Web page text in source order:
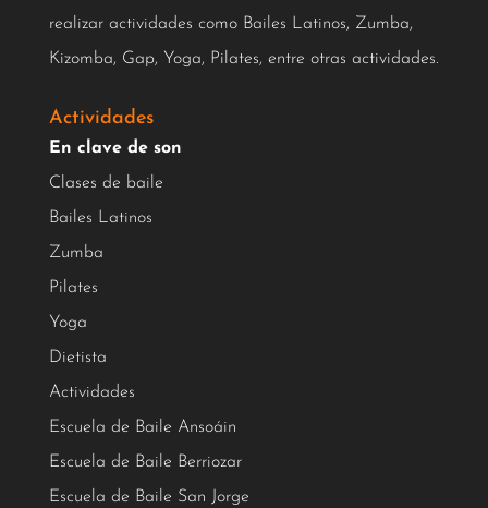
realizar actividades como Bailes Latinos, Zumba,
Kizomba, Gap, Yoga, Pilates, entre otras actividades.
Actividades
En clave de son
Clases de baile
Bailes Latinos
Zumba
Pilates
Yoga
Dietista
Actividades
Escuela de Baile Ansoáin
Escuela de Baile Berriozar
Escuela de Baile San Jorge